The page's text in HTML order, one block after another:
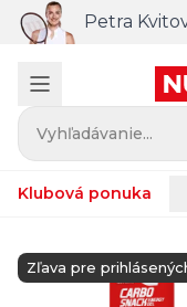
Petra
Vyhľadávanie...
Klubová ponuka
Zľava pre